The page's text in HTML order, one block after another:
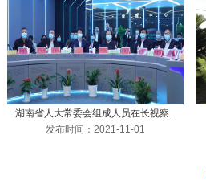
湖南省人大常委会组成人员在长视察...
发布时间：2021-11-01